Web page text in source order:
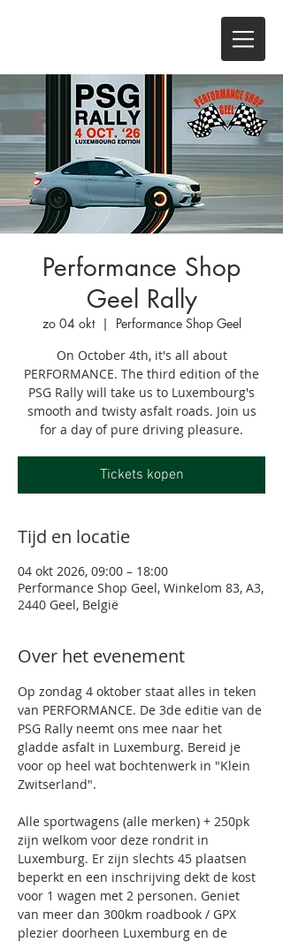
Performance Shop
Geel Rally
zo 04 okt
  |
Performance Shop Geel
On October 4th, it's all about
PERFORMANCE. The third edition of the
PSG Rally will take us to Luxembourg's
smooth and twisty asfalt roads. Join us
for a day of pure driving pleasure.
Tickets kopen
Tijd en locatie
04 okt 2026, 09:00 – 18:00
Performance Shop Geel, Winkelom 83, A3,
2440 Geel, België
Over het evenement
Op zondag 4 oktober staat alles in teken
van PERFORMANCE. De 3de editie van de
PSG Rally neemt ons mee naar het
gladde asfalt in Luxemburg. Bereid je
voor op heel wat bochtenwerk in "Klein
Zwitserland".
Alle sportwagens (alle merken) + 250pk
zijn welkom voor deze rondrit in
Luxemburg. Er zijn slechts 45 plaatsen
beperkt en een inschrijving dekt de kost
voor 1 wagen met 2 personen. Geniet
van meer dan 300km roadbook / GPX
plezier doorheen Luxemburg en de